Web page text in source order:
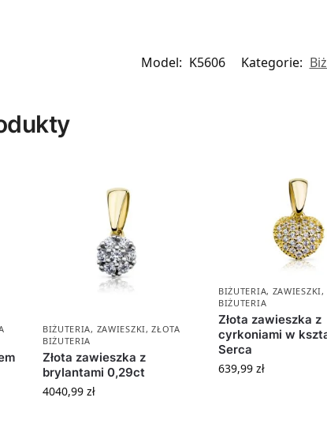
Model: K5606 Kategorie:
BIŻUTERIA, ZAWIESZKI,ZŁOTA
BIŻUTERIA
Złota zawieszka z
brylantami 0,29ct
4040,99 zł
BIŻUTERIA, ZAWIESZKI,
BIŻUTERIA
Złota zawieszka z
cyrkoniami w
Serca
639,99 zł